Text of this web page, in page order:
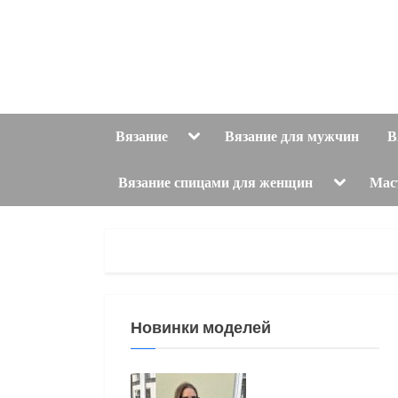
Вязание ToggleВязание для мужчин
Вязание спицами для женщин Toggle
menu
Новинки моделей